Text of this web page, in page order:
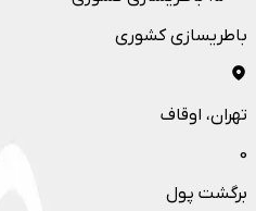
باطریسازی کشوری
تهران، اوقاف
0
برگشت پول